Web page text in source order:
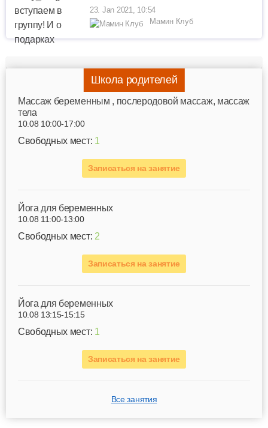
23. Jan 2021, 10:54
Мамин Клуб
Школа родителей
Mассаж беременным , послеродовой массаж, массаж
тела
10.08 10:00-17:00
Свободных мест: 1
Записаться на занятие
Йога для беременных
10.08 11:00-13:00
Свободных мест: 2
Записаться на занятие
Йога для беременных
10.08 13:15-15:15
Свободных мест: 1
Записаться на занятие
Все занятия